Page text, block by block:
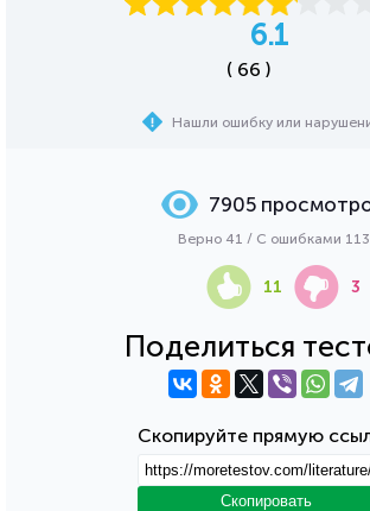
6.1
( 66 )
Нашли ошибку или
Поделиться
Скопируйте прямую
Скопировать
7905
Верно 41 / С ошибками
11 3